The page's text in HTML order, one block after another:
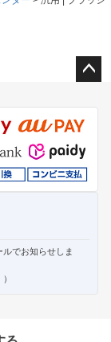
ジト
ップ
へ
でお知らせしま